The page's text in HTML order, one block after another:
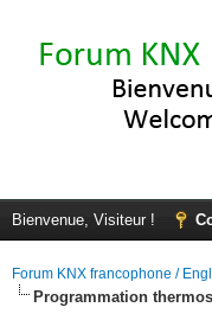
Bienvenue, Visiteur !
Forum KNX francophone /
Programmation